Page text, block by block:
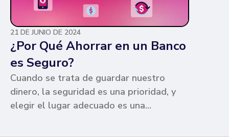
21 DE JUNIO DE 2024
¿Por Qué Ahorrar en un Banco
es Seguro?
Cuando se trata de guardar nuestro
dinero, la seguridad es una prioridad, y
elegir el lugar adecuado es una